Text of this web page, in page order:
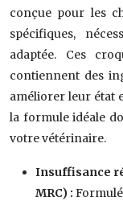
conçue pour les
spécifiques,
adaptée. Ces
contiennent des
améliorer leur état
la formule idéale
votre vétérinaire.
Insuffisance
MRC) :